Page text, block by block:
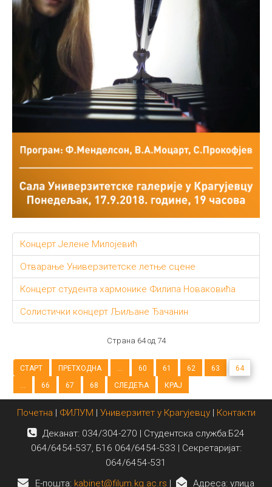
Концерт Јелене Милојевић
Отварање Универзитетске летње сцене
Концерт студента хармонике Филипа Новаковића
Солистички концерт Љиљане Ђачанин
Страна 64 од 74
СТАРТ ПРЕТХОДНА ... 60 61 62 63
64
...
66 67 68 СЛЕДЕЋА КРАЈ
Почетна | ФИЛУМ | Универзитет у Крагујевцу| Контакти
Деканат: 034/304-270 | Студентска служба:Б24
064/6454-537, Б16 064/6454-533 | Секретаријат:
064/6454-531
E-пошта: kabinet@filum.kg.ac.rs | Адреса: улица